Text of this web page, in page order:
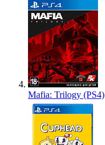
Mafia: Trilogy (PS4)